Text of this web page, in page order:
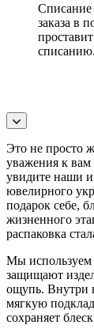
Списание
заказа в
списанию.
Это не просто
уважения к
увидите наши
ювелирного
подарок себе,
жизненного
распаковка
Мы используем
защищают
ощупь. Внутри
мягкую
сохраняет